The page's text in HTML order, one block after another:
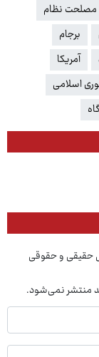
نظام
برجام
آمریکا
اسلامی
حقیقی و حقوقی
منتشر نمی‌شود.